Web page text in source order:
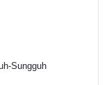
Sungguh